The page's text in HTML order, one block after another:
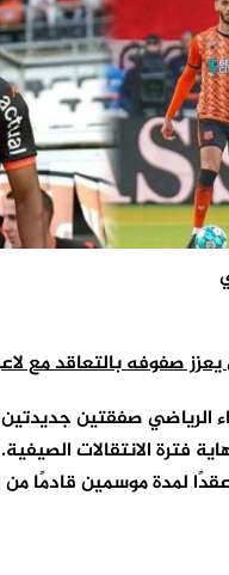
يعزز صفوفه بالتعاقد مع
الرياضي صفقتين جديدتين
فترة الانتقالات
لمدة موسمين قادمًا من